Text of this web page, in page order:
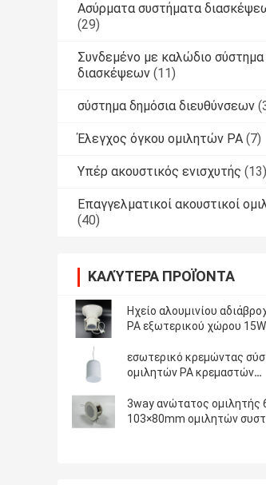
Ασύρματα συστήματα
(29)
Συνδεμένο με καλώδιο σύστημα
διασκέψεων (11)
σύστημα δημόσια διευθύνσεων
Έλεγχος όγκου ομιλητών PA (7)
Υπέρ ακουστικός ενισχυτής (13)
Επαγγελματικοί ακουστικοί
(40)
ΚΑΛΎΤΕΡΑ ΠΡΟΪΌΝΤΑ
Ηχείο αλουμινίου
PA εξωτερικού χώρου 15W
εσωτερικό κρεμώντας
ομιλητών PA κρεμαστών
3way ανώτατος ομιλητής
103×80mm ομιλητών